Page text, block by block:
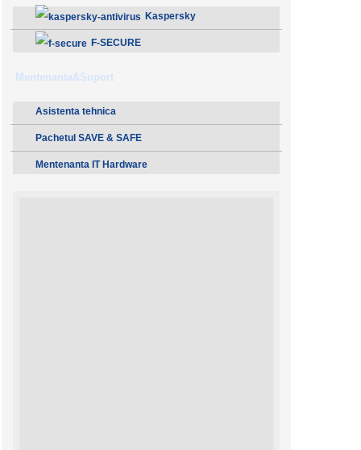
Kaspersky
F-SECURE
Mentenanta&Suport
Asistenta tehnica
Pachetul SAVE & SAFE
Mentenanta IT Hardware